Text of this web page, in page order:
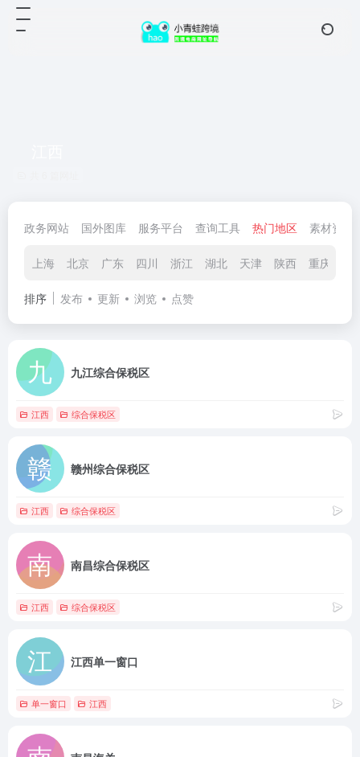
政务网站 国外图库 服务平台 查询工具 热门地区 素材资源
上海 北京 广东 四川 浙江 湖北 天津 陕西 重庆
排序 发布 更新 浏览 点赞
九江综合保税区
江西 综合保税区
赣州综合保税区
江西 综合保税区
南昌综合保税区
江西 综合保税区
江西单一窗口
单一窗口 江西